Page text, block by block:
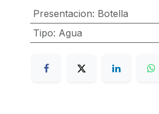
Presentacion: Botella
Tipo: Agua